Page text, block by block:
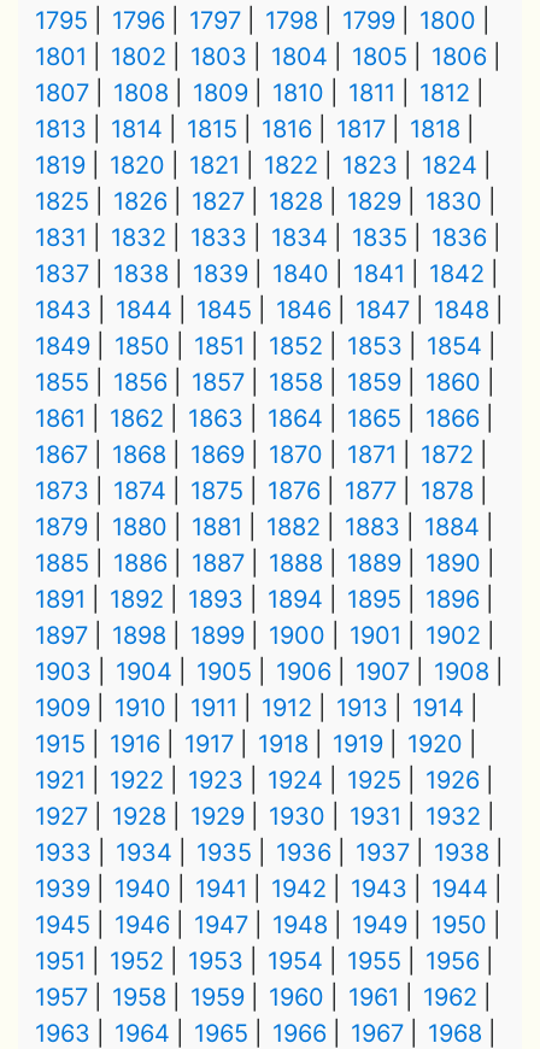
1795
1796 1797 1798 1799
1800
1801
1802 1803 1804 1805
1806
1807
1808 1809 1810 1811
1812
1813
1814 1815 1816 1817
1818
1819
1820 1821 1822 1823
1824
1825
1826 1827 1828 1829
1830
1831
1832 1833 1834 1835
1836
1837
1838 1839 1840 1841
1842
1843
1844 1845 1846 1847
1848
1849
1850 1851 1852 1853
1854
1855
1856 1857 1858 1859
1860
1861
1862 1863 1864 1865
1866
1867
1868 1869 1870 1871
1872
1873
1874 1875 1876 1877
1878
1879
1880 1881 1882 1883
1884
1885
1886 1887 1888 1889
1890
1891
1892 1893 1894 1895
1896
1897
1898 1899 1900 1901
1902
1903
1904 1905 1906 1907
1908
1909
1910 1911 1912 1913
1914
1915
1916 1917 1918 1919
1920
1921
1922 1923 1924 1925
1926
1927
1928 1929 1930 1931
1932
1933
1934 1935 1936 1937
1938
1939
1940 1941 1942 1943
1944
1945
1946 1947 1948 1949
1950
1951
1952 1953 1954 1955
1956
1957
1958 1959 1960 1961
1962
1963
1964 1965 1966 1967
1968